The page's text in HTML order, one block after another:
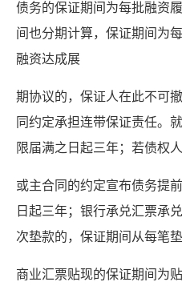
债务的保证期间为每批融资
间也分期计算，保证期间为
融资达成展
期协议的，保证人在此不可
同约定承担连带保证责任。
限届满之日起三年；若债权
或主合同的约定宣布债务提
日起三年；银行承兑汇票承
次垫款的，保证期间从每笔
商业汇票贴现的保证期间为